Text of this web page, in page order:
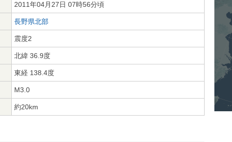
2011年04月27日 07時56分頃
長野県北部
震度2
北緯 36.9度
東経 138.4度
M3.0
約20km